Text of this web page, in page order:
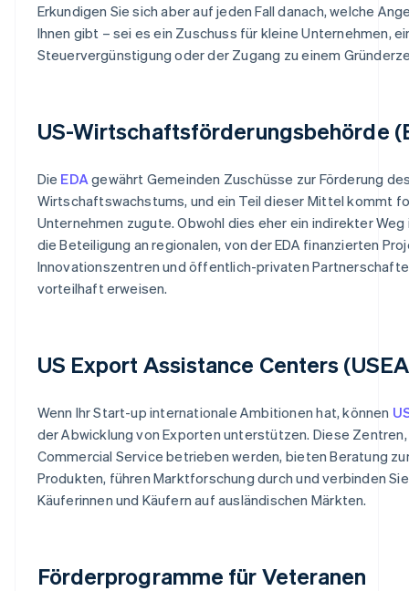
Erkundigen Sie sich aber auf jeden Fall danach, welche
Ihnen gibt – sei es ein Zuschuss für kleine Unternehmen,
Steuervergünstigung oder der Zugang zu einem
US-Wirtschaftsförderungsbehörde
Die EDA gewährt Gemeinden Zuschüsse zur Förderung
Wirtschaftswachstums, und ein Teil dieser Mittel kommt
Unternehmen zugute. Obwohl dies eher ein indirekter Weg
die Beteiligung an regionalen, von der EDA finanzierten
Innovationszentren und öffentlich-privaten
vorteilhaft erweisen.
US Export Assistance Centers
Wenn Ihr Start-up internationale Ambitionen hat, können
der Abwicklung von Exporten unterstützen. Diese Zentren,
Commercial Service betrieben werden, bieten Beratung
Produkten, führen Marktforschung durch und verbinden
Käuferinnen und Käufern auf ausländischen Märkten.
Förderprogramme für Veteranen